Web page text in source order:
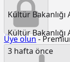
Kültür Bakanlığı
Kültür Bakanlığı
3 hafta önce
Üye olun-